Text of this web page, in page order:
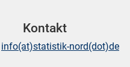
Kontakt
info(at)statistik-nord(dot)de